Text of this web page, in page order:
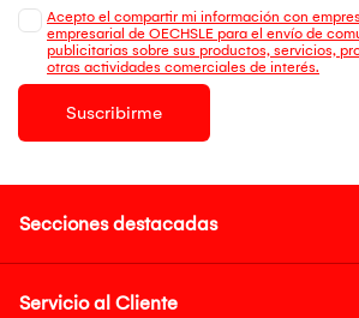
Acepto el compartir mi información con
empresarial de OECHSLE para el envío de
publicitarias sobre sus productos, servicios,
otras actividades comerciales de interés.
Suscribirme
Secciones destacadas
Servicio al Cliente